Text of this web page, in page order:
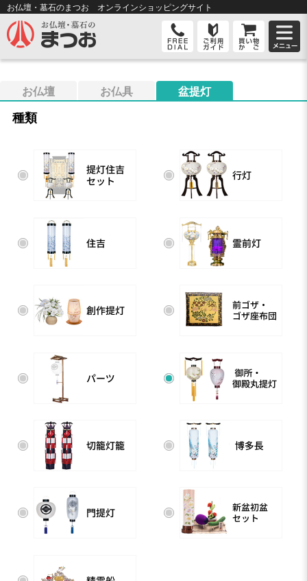
お仏壇・墓石のまつお オンラインショッピングサイト
お仏壇 お仏具 盆提灯
種類